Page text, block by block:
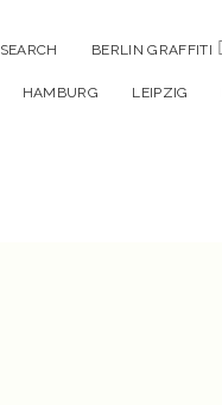
SEARCH BERLIN GRAFFITI
HAMBURG LEIPZIG